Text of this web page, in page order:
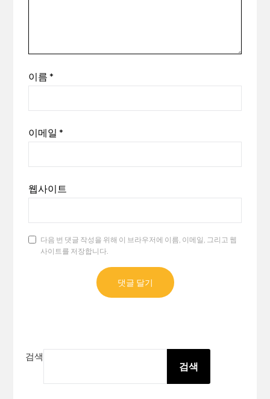
이름*
이메일*
웹사이트
다음 번 댓글 작성을 위해 이 브라우저에 이름, 이메일, 그리고 웹
사이트를 저장합니다.
검색
검색